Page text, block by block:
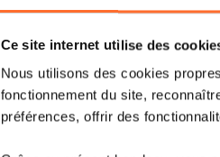
Ce site internet utilise des
Nous utilisons des cookies
fonctionnement du site,
préférences, offrir des